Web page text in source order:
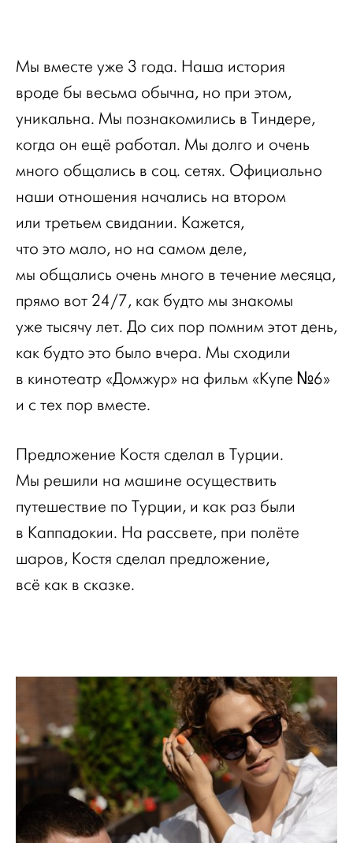
Мы вместе уже 3 года. Наша история
вроде бы весьма обычна, но при этом,
уникальна. Мы познакомились в Тиндере,
когда он ещё работал. Мы долго и очень
много общались в соц. сетях. Официально
наши отношения начались на втором
или третьем свидании. Кажется,
что это мало, но на самом деле,
мы общались очень много в течение месяца,
прямо вот 24/7, как будто мы знакомы
уже тысячу лет. До сих пор помним этот день,
как будто это было вчера. Мы сходили
в кинотеатр «Домжур» на фильм «Купе №6»
и с тех пор вместе.
Предложение Костя сделал в Турции.
Мы решили на машине осуществить
путешествие по Турции, и как раз были
в Каппадокии. На рассвете, при полёте
шаров, Костя сделал предложение,
всё как в сказке.